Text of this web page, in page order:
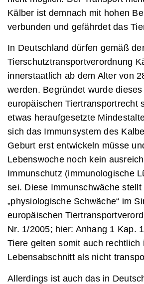
Kälber ist demnach mit hohen
verbunden und gefährdet das
In Deutschland dürfen gemäß
Tierschutztransportverordnung
innerstaatlich ab dem Alter von
werden. Begründet wurde
europäischen Tiertransportrecht
etwas heraufgesetzte
sich das Immunsystem des
Geburt erst entwickeln müsse
Lebenswoche noch kein
Immunschutz (immunologische
sei. Diese Immunschwäche stellt
„physiologische Schwäche“ im
europäischen
Nr. 1/2005; hier: Anhang 1 Kap.
Tiere gelten somit auch rechtlich
Lebensabschnitt als nicht
Allerdings ist auch das in